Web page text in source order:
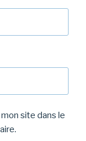
site dans le